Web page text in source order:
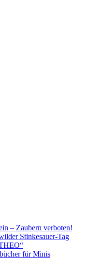
– Zaubern verboten!
Stinkesauer-Tag
für Minis